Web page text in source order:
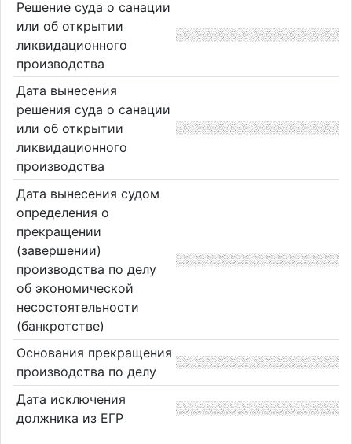
Решение суда о санации
или об открытии
ликвидационного
производства
Дата вынесения
решения суда о санации
или об открытии
ликвидационного
производства
Дата вынесения судом
определения о
прекращении
(завершении)
производства по делу
об экономической
несостоятельности
(банкротстве)
Основания прекращения
производства по делу
Дата исключения
должника из ЕГР